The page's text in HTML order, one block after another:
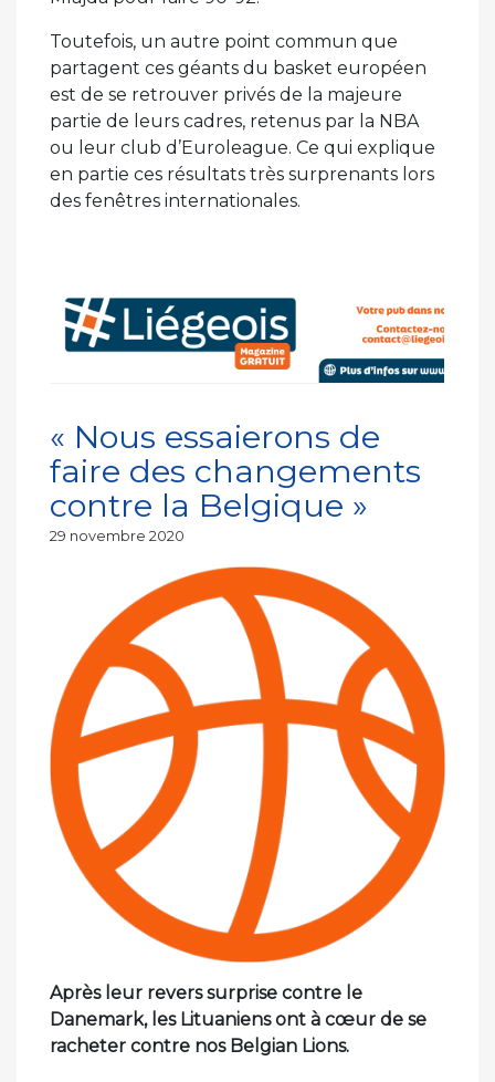
Toutefois, un autre point commun que
partagent ces géants du basket européen
est de se retrouver privés de la majeure
partie de leurs cadres, retenus par la NBA
ou leur club d’Euroleague. Ce qui explique
en partie ces résultats très surprenants lors
des fenêtres internationales.
« Nous essaierons de
faire des changements
contre la Belgique »
Publié
29 novembre 2020
Après leur revers surprise contre le
Danemark, les Lituaniens ont à cœur de se
racheter contre nos Belgian Lions.